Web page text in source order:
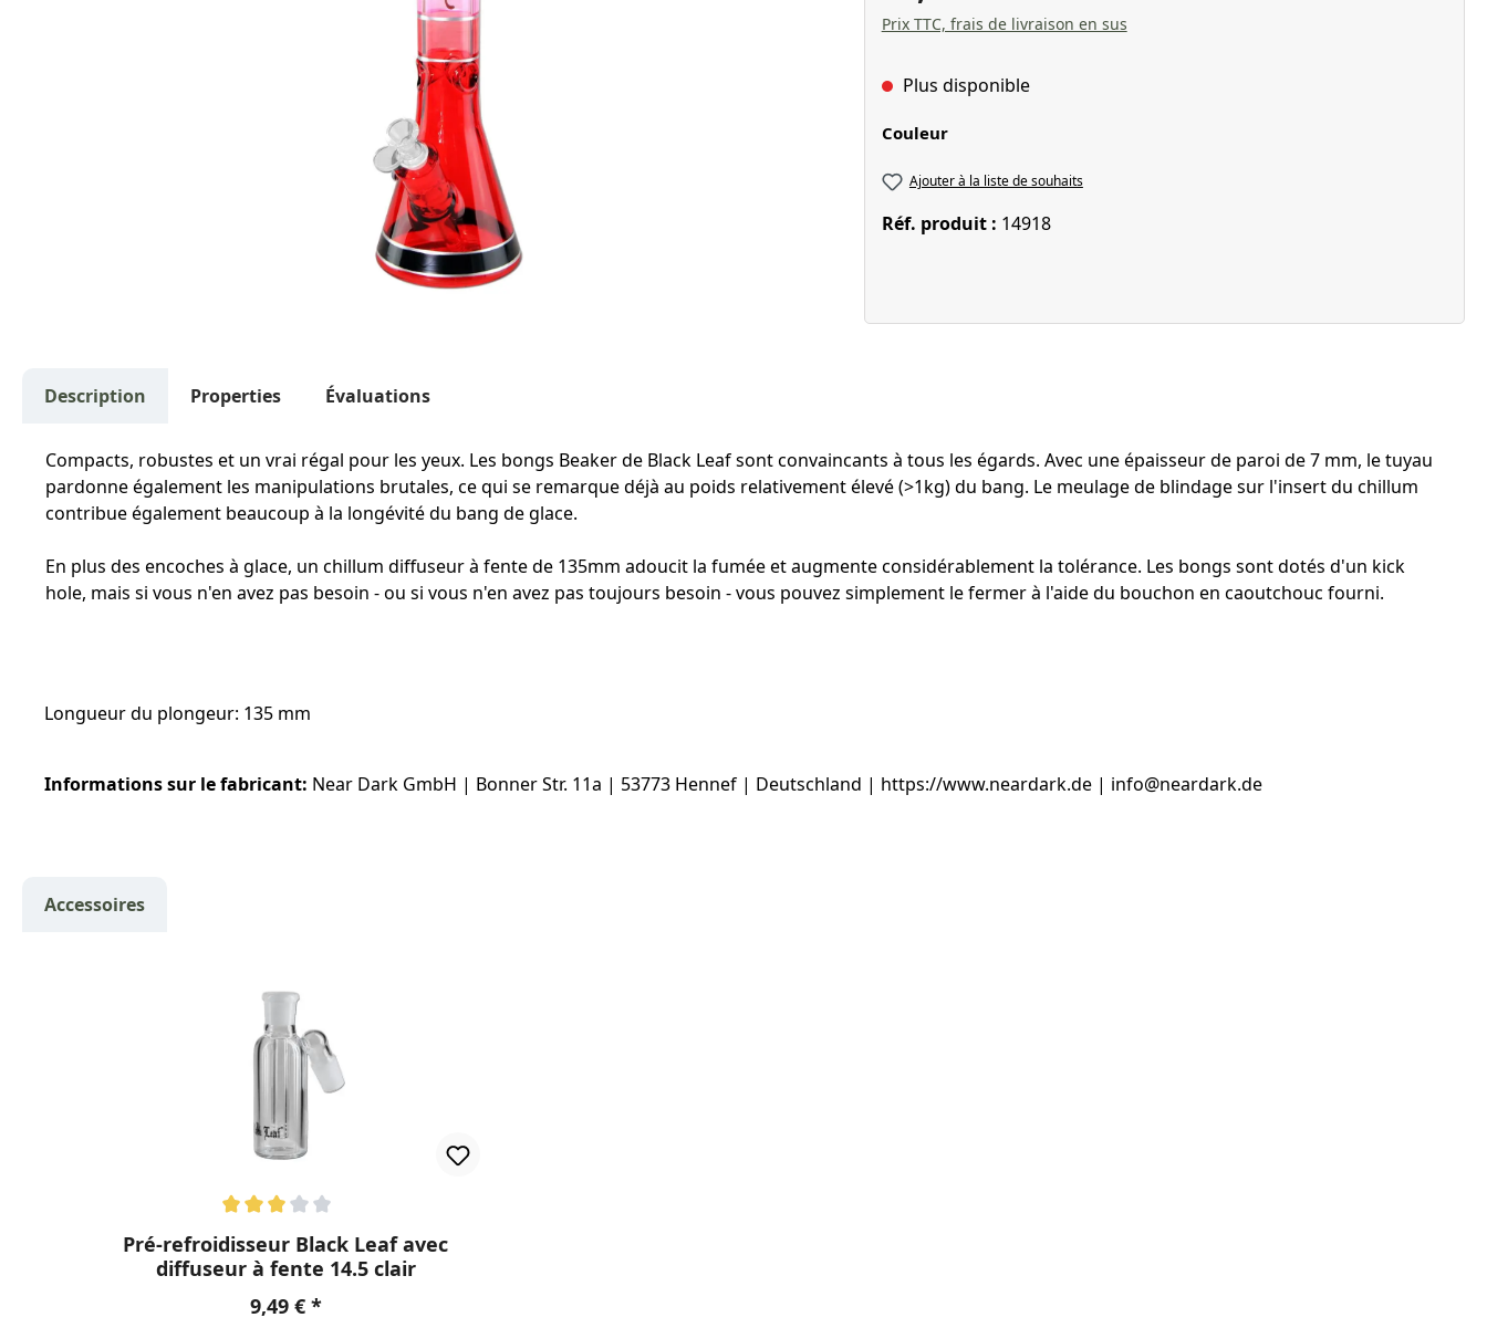
Prix TTC, frais de livraison en sus
Plus disponible
Sélectionnez
Couleur
Ajouter à la liste de souhaits
Réf. produit : 14918
Description Properties Évaluations
Compacts, robustes et un vrai régal pour les yeux. Les bongs Beaker de Black Leaf sont convaincants à tous les égards. Avec une épaisseur de paroi de 7 mm, le tuyau
pardonne également les manipulations brutales, ce qui se remarque déjà au poids relativement élevé (>1kg) du bang. Le meulage de blindage sur l'insert du chillum
contribue également beaucoup à la longévité du bang de glace.
En plus des encoches à glace, un chillum diffuseur à fente de 135mm adoucit la fumée et augmente considérablement la tolérance. Les bongs sont dotés d'un kick
hole, mais si vous n'en avez pas besoin - ou si vous n'en avez pas toujours besoin - vous pouvez simplement le fermer à l'aide du bouchon en caoutchouc fourni.
Longueur du plongeur: 135 mm
Informations sur le fabricant: Near Dark GmbH | Bonner Str. 11a | 53773 Hennef | Deutschland | https://www.neardark.de | info@neardark.de
Accessoires
Note moyenne de 3 sur 5 étoiles
Pré-refroidisseur Black Leaf avec
diffuseur à fente 14.5 clair
Prix régulier :
9,49 €